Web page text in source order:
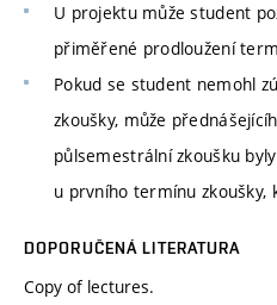
U projektu může student
přiměřené prodloužení
Pokud se student nemohl
zkoušky, může
půlsemestrální zkoušku
u prvního termínu zkoušky,
DOPORUČENÁ LITERATURA
Copy of lectures.